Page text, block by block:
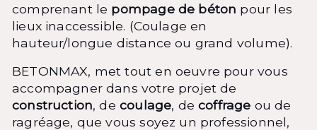
comprenant le pompage de béton pour les
lieux inaccessible. (Coulage en
hauteur/longue distance ou grand volume).
BETONMAX, met tout en oeuvre pour vous
accompagner dans votre projet de
construction, decoulage, decoffrage ou de
ragréage, que vous soyez un professionnel,